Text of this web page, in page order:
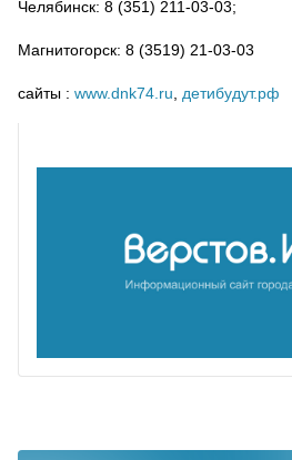
Челябинск: 8 (351) 211-03-03;
Магнитогорск: 8 (3519) 21-03-03
сайты : www.dnk74.ru детибудут.рф